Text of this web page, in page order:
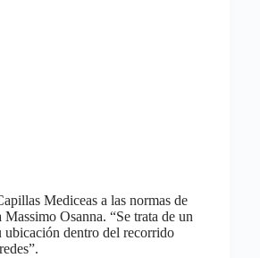
Mediceas a las normas de
Osanna. “Se trata de un
ubicación dentro del recorrido